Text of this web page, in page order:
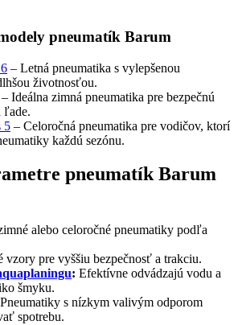
pneumatík Barum
– Letná pneumatika s vylepšenou
životnosťou.
– Ideálna zimná pneumatika pre bezpečnú
ľade.
5 – Celoročná pneumatika pre vodičov, ktorí
každú sezónu.
pneumatík Barum
alebo celoročné pneumatiky podľa
vzory pre vyššiu bezpečnosť a trakciu.
: Efektívne odvádzajú vodu a
šmyku.
Pneumatiky s nízkym valivým odporom
spotrebu.